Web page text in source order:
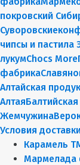
покровский
чипсы и пастила
лукумChocs More
фабрика
Алтайская
АлтаяБалтийская
Жемчужина
Условия
Карамель
Мармелада